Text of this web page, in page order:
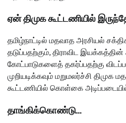
ஏன் திமுக கூட்டணியில்
தமிழ்நாட்டில் மதவாத அரசியல்
தடுப்பதற்கும், திராவிட
கோட்பாடுகளைத் தகர்ப்பதற்கு
முறியடிக்கவும் மறுமலர்ச்சி திமுக
கூட்டணியில் கொள்கை
தாங்கிக்கொண்டு…